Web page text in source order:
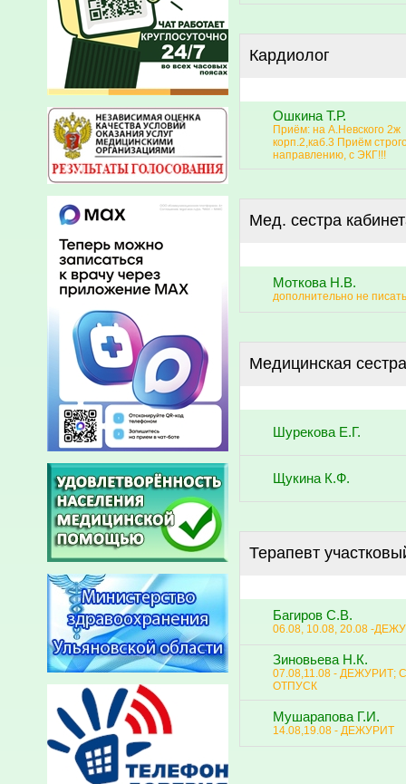
Кардиолог
Ошкина Т.Р.
Приём: на А.Невского 2ж
корп.2,каб.3 Приём
направлению, с ЭКГ!!!
Мед. сестра
Моткова Н.В.
дополнительно не
Медицинская
Шурекова Е.Г.
Щукина К.Ф.
Терапевт
Багиров С.В.
06.08, 10.08, 20.08 -
Зиновьева Н.К.
07.08,11.08 - ДЕЖУРИТ;
ОТПУСК
Мушарапова Г.И.
14.08,19.08 - ДЕЖУРИТ